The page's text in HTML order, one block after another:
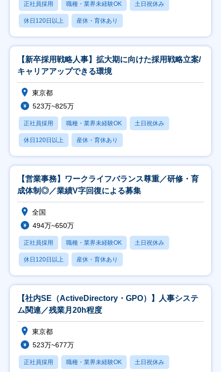
正社員採用 職種・業界未経験OK 土日祝休み
休日120日以上 産休・育休あり
【新卒採用戦略人事】拡大期に向けた採用戦略立案/
キャリアアップできる環境
東京都
523万~825万
正社員採用 職種・業界未経験OK 土日祝休み
休日120日以上 産休・育休あり
【営業事務】ワークライフバランス尊重／研修・育
成体制◎／業績V字回復による募集
全国
494万~650万
正社員採用 職種・業界未経験OK 土日祝休み
休日120日以上 産休・育休あり
【社内SE（ActiveDirectory・GPO）】人事システ
ム関連／残業月20h程度
東京都
523万~677万
正社員採用 職種・業界未経験OK 土日祝休み